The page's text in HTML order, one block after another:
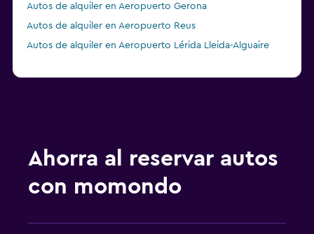
Autos de alquiler en Aeropuerto Gerona
Autos de alquiler en Aeropuerto Reus
Autos de alquiler en Aeropuerto Lérida Lleida-Alguaire
Ahorra al reservar autos
con momondo